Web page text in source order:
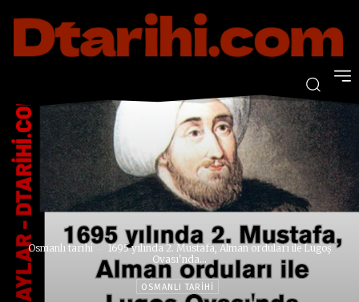
Osmanlı tarihi
1695 yılında 2. Mustafa, Alman orduları ile Lugoş
Ovası'nda...
OSMANLI TARIHI